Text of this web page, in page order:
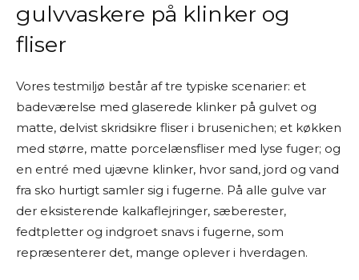
gulvvaskere på klinker og
fliser
Vores testmiljø består af tre typiske scenarier: et
badeværelse med glaserede klinker på gulvet og
matte, delvist skridsikre fliser i brusenichen; et køkken
med større, matte porcelænsfliser med lyse fuger; og
en entré med ujævne klinker, hvor sand, jord og vand
fra sko hurtigt samler sig i fugerne. På alle gulve var
der eksisterende kalkaflejringer, sæberester,
fedtpletter og indgroet snavs i fugerne, som
repræsenterer det, mange oplever i hverdagen.